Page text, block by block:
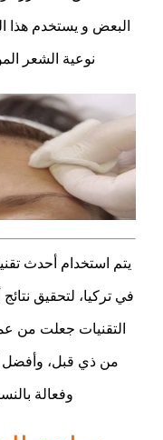
البعض و يستخدم هذا
نوعية الشعر
يتم استخدام أحدث
في تركيا، لتحقيق
التقنيات جعلت من
من ذي قبل، وأفضل
وفعالة